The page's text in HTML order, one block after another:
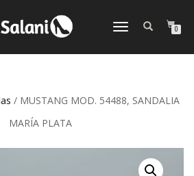
CAMBIAR
0
/ MUSTANG MOD. 54488, SANDALIA
MARÍA PLATA